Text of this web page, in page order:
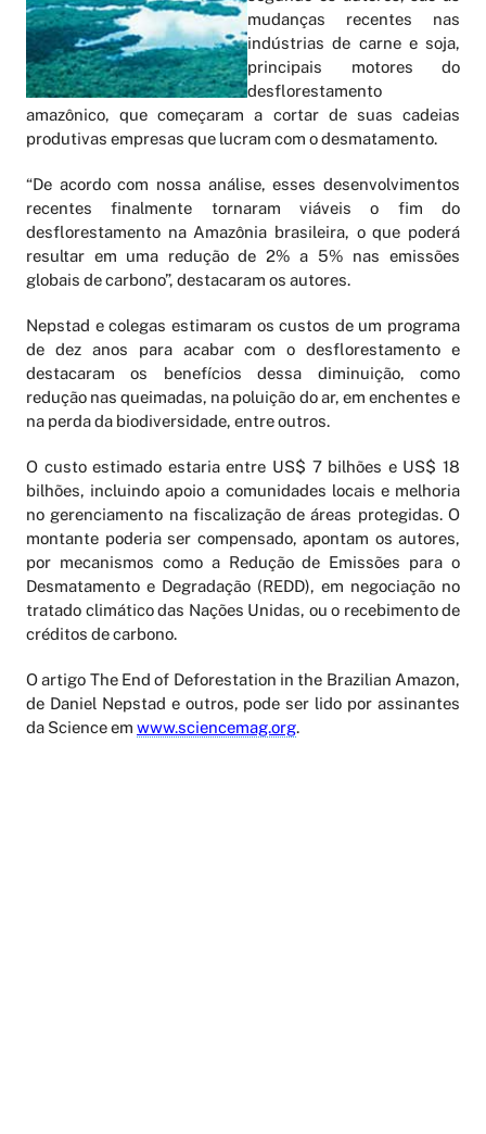
mudanças recentes nas
indústrias de carne e soja,
principais motores do
desflorestamento
amazônico, que começaram a cortar de suas cadeias
produtivas empresas que lucram com o desmatamento.
“De acordo com nossa análise, esses desenvolvimentos
recentes finalmente tornaram viáveis o fim do
desflorestamento na Amazônia brasileira, o que poderá
resultar em uma redução de 2% a 5% nas emissões
globais de carbono”, destacaram os autores.
Nepstad e colegas estimaram os custos de um programa
de dez anos para acabar com o desflorestamento e
destacaram os benefícios dessa diminuição, como
redução nas queimadas, na poluição do ar, em enchentes e
na perda da biodiversidade, entre outros.
O custo estimado estaria entre US$ 7 bilhões e US$ 18
bilhões, incluindo apoio a comunidades locais e melhoria
no gerenciamento na fiscalização de áreas protegidas. O
montante poderia ser compensado, apontam os autores,
por mecanismos como a Redução de Emissões para o
Desmatamento e Degradação (REDD), em negociação no
tratado climático das Nações Unidas, ou o recebimento de
créditos de carbono.
O artigo The End of Deforestation in the Brazilian Amazon,
de Daniel Nepstad e outros, pode ser lido por assinantes
da Science em www.sciencemag.org.